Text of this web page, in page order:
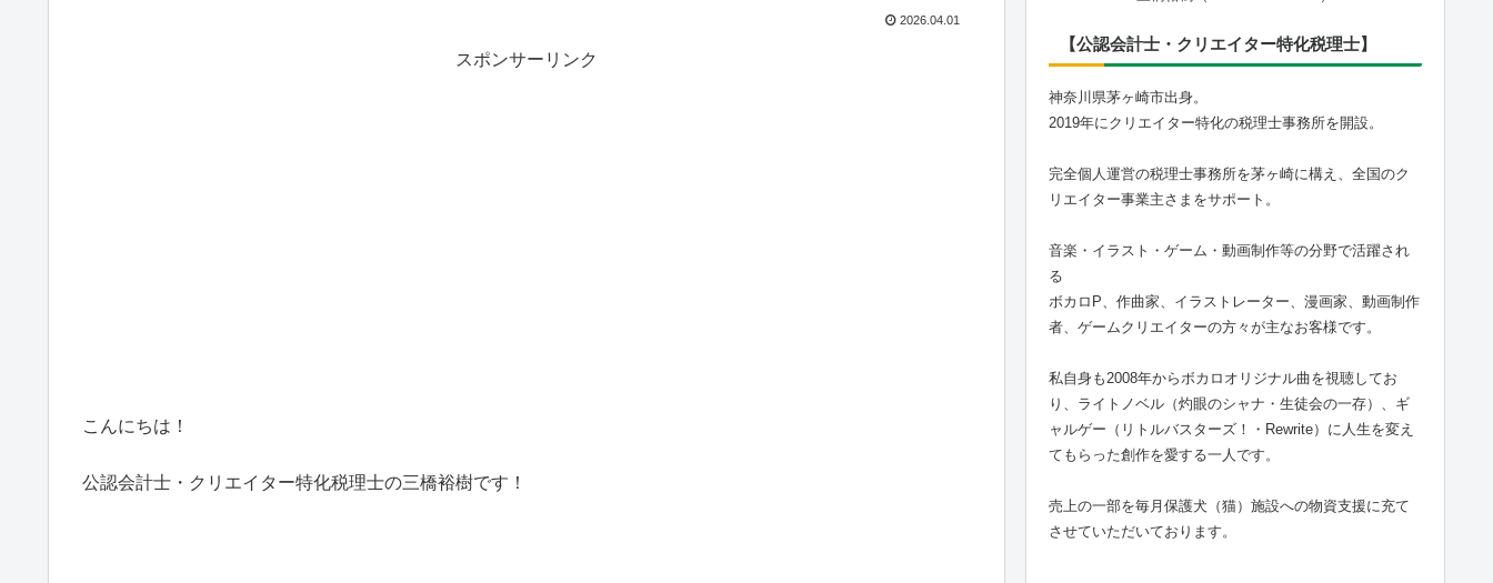
2026.04.01
スポンサーリンク
こんにちは！
公認会計士・クリエイター特化税理士の三橋裕樹です！
【公認会計士・クリエイター特化税理士】
神奈川県茅ヶ崎市出身。
2019年にクリエイター特化の税理士事務所を開設。
完全個人運営の税理士事務所を茅ヶ崎に構え、全国のク
リエイター事業主さまをサポート。
音楽・イラスト・ゲーム・動画制作等の分野で活躍され
る
ボカロP、作曲家、イラストレーター、漫画家、動画制作
者、ゲームクリエイターの方々が主なお客様です。
私自身も2008年からボカロオリジナル曲を視聴してお
り、ライトノベル（灼眼のシャナ・生徒会の一存）、ギ
ャルゲー（リトルバスターズ！・Rewrite）に人生を変え
てもらった創作を愛する一人です。
売上の一部を毎月保護犬（猫）施設への物資支援に充て
させていただいております。